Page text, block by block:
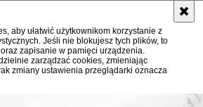
aby ułatwić użytkownikom korzystanie z
Jeśli nie blokujesz tych plików, to
zapisanie w pamięci urządzenia.
zarządzać cookies, zmieniając
zmiany ustawienia przeglądarki oznacza